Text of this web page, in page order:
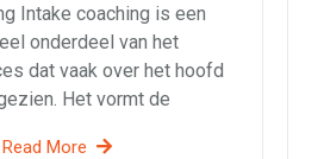
Intake coaching is een
onderdeel van het
dat vaak over het hoofd
Het vormt de
Read More